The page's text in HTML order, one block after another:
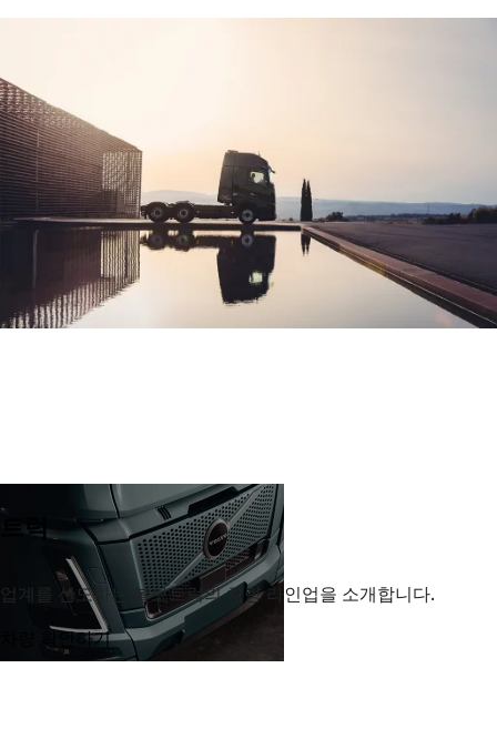
소셜미디어
트럭
업계를 선도하는 볼보트럭의 차량 라인업을 소개합니다.
차량 확인하기